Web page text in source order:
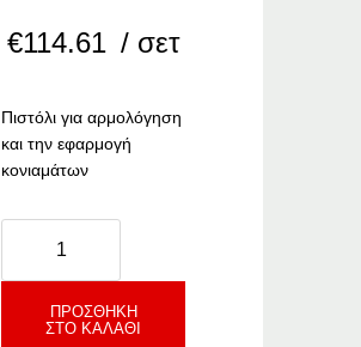
€114.61 / σετ
Πιστόλι για αρμολόγηση
και την εφαρμογή
κονιαμάτων
Pointing
ποσότητα
ΠΡΟΣΘΉΚΗ
ΣΤΟ ΚΑΛΆΘΙ